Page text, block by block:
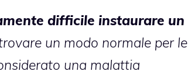
difficile instaurare un
un modo normale per le
una malattia